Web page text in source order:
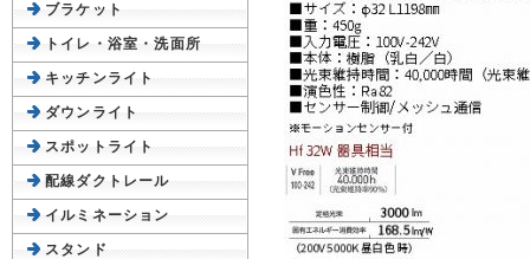
ブラケット
トイレ・浴室・洗面所
キッチンライト
ダウンライト
スポットライト
配線ダクトレール
イルミネーション
スタンド